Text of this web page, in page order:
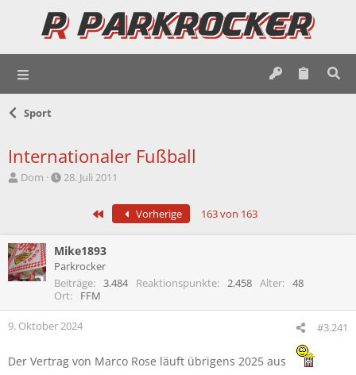
Sport
Internationaler Fußball
E
l
l
e
Dom
E
l
l
a
28. Juli 2011
Erste Vorherige 163 von 163
Mike1893
Parkrocker
Beiträge
3.484 Reaktionspunkte 2.458 Alter
48
Ort
FFM
9. Oktober 2024 #3.241
Der Vertrag von Marco Rose läuft übrigens 2025 aus